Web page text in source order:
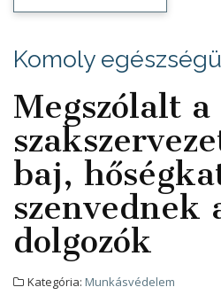
Komoly
Megszólalt a
baj,
szenvednek
dolgozók
Kategória: Munkásvédelem